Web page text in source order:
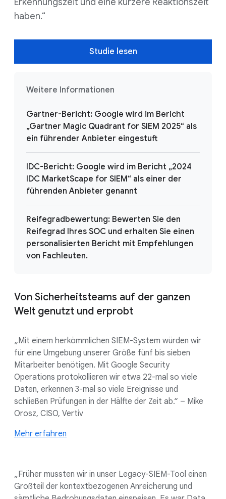
haben.“
Studie lesen
Weitere Informationen
Gartner-Bericht: Google wird im Bericht
„Gartner Magic Quadrant for SIEM 2025“ als
ein führender Anbieter eingestuft
IDC-Bericht: Google wird im Bericht „2024
IDC MarketScape for SIEM“ als einer der
führenden Anbieter genannt
Reifegradbewertung: Bewerten Sie den
Reifegrad Ihres SOC und erhalten Sie einen
personalisierten Bericht mit Empfehlungen
von Fachleuten.
Von Sicherheitsteams auf der ganzen
Welt genutzt und erprobt
„Mit einem herkömmlichen SIEM-System würden wir
für eine Umgebung unserer Größe fünf bis sieben
Mitarbeiter benötigen. Mit Google Security
Operations protokollieren wir etwa 22-mal so viele
Daten, erkennen 3-mal so viele Ereignisse und
schließen Prüfungen in der Hälfte der Zeit ab.“ – Mike
Orosz, CISO, Vertiv
Mehr erfahren
„Früher mussten wir in unser Legacy-SIEM-Tool einen
Großteil der kontextbezogenen Anreicherung und